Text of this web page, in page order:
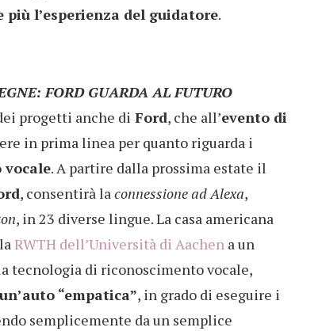
più l’esperienza del guidatore.
FORD GUARDA AL FUTURO
progetti anche di Ford, che all’evento di
in prima linea per quanto riguarda i
. A partire dalla prossima estate il
, consentirà laconnessione ad Alexa,
, in 23 diverse lingue. La casa americana
RWTH dell’Università di Aachen a un
tecnologia di riconoscimento vocale,
un’auto “empatica”, in grado di eseguire i
semplicemente da un semplice